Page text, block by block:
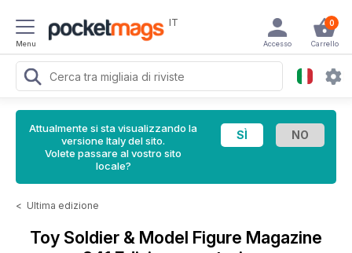
Menu
IT 0
Carrello
Accesso
Attualmente si sta visualizzando la
versione Italy del sito.
Volete passare al vostro sito
locale?
< Ultima edizione
Toy Soldier & Model Figure Magazine